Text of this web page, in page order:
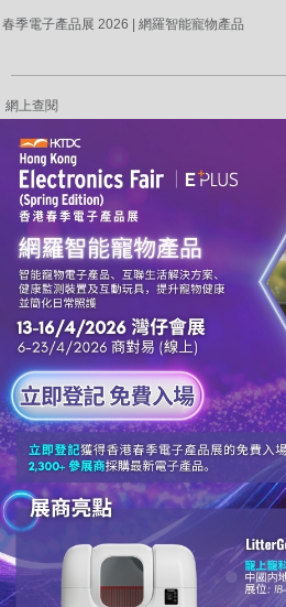
春季電子產品展 2026 | 網羅智能寵物產品
網上查閱